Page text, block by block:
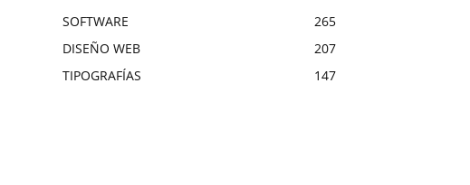
SOFTWARE
265
DISEÑO WEB
207
TIPOGRAFÍAS
147